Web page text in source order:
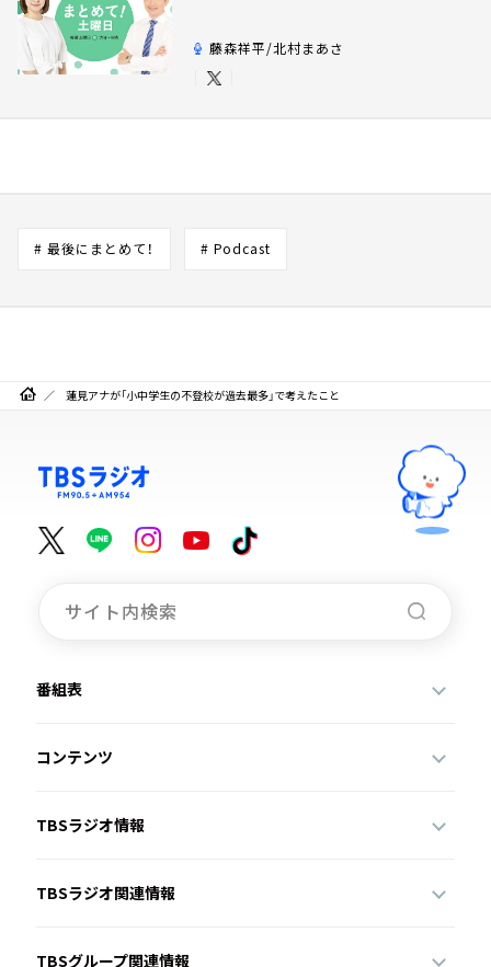
藤森祥平/北村まあさ
# 最後にまとめて！ # Podcast
蓮見アナが「小中学生の不登校が過去最多」で考えたこと
番組表
コンテンツ
TBSラジオ情報
TBSラジオ関連情報
TBSグループ関連情報